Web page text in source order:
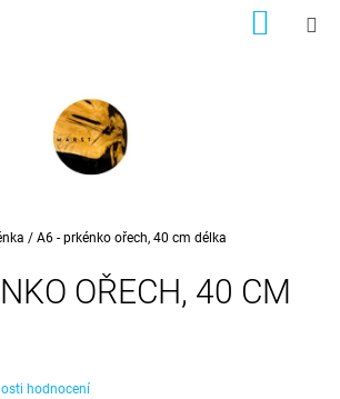
KOŠÍK
/ A6 - prkénko ořech, 40 cm délka
OŘECH, 40 CM
hodnocení